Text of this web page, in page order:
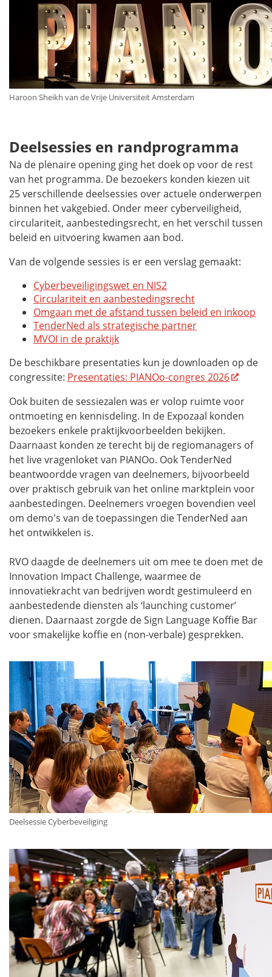
Haroon Sheikh van de Vrije Universiteit Amsterdam
Deelsessies en randprogramma
Na de plenaire opening ging het doek op voor de rest
van het programma. De bezoekers konden kiezen uit
25 verschillende deelsessies over actuele onderwerpen
binnen het vakgebied. Onder meer cyberveiligheid,
circulariteit, aanbestedingsrecht, en het verschil tussen
beleid en uitvoering kwamen aan bod.
Van de volgende sessies is er een verslag gemaakt:
Cyberbeveiligingswet en NIS2
Circulariteit en aanbestedingsrecht
Omgaan met de afstand tussen beleid en inkoop
TenderNed als strategische partner
MVOI in de praktijk
De beschikbare presentaties kun je downloaden op de
congressite: Presentaties: PIANOo-congres 2026
Ook buiten de sessiezalen was er volop ruimte voor
ontmoeting en kennisdeling. In de Expozaal konden
bezoekers enkele praktijkvoorbeelden bekijken.
Daarnaast konden ze terecht bij de regiomanagers of
het live vragenloket van PIANOo. Ook TenderNed
beantwoordde vragen van deelnemers, bijvoorbeeld
over praktisch gebruik van het online marktplein voor
aanbestedingen. Deelnemers vroegen bovendien veel
om demo's van de toepassingen die TenderNed aan
het ontwikkelen is.
RVO daagde de deelnemers uit om mee te doen met de
Innovation Impact Challenge, waarmee de
innovatiekracht van bedrijven wordt gestimuleerd en
aanbestedende diensten als ‘launching customer’
dienen. Daarnaast zorgde de Sign Language Koffie Bar
voor smakelijke koffie en (non-verbale) gesprekken.
Deelsessie Cyberbeveiliging